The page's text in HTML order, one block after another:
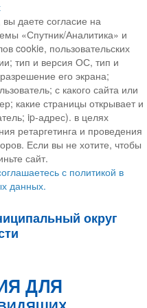
даете согласие на
«Спутник/Аналитика» и
cookie, пользовательских
тип и версия ОС, тип и
его экрана;
с какого сайта или
какие страницы открывает и
ip-адрес). в целях
ретаргетинга и проведения
Если вы не хотите, чтобы
сайт.
с политикой в
данных.